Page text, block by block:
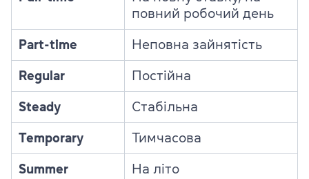
повний робочий день
Part-time Неповна зайнятість
Regular Постійна
Steady Стабільна
Temporary Тимчасова
Summer На літо